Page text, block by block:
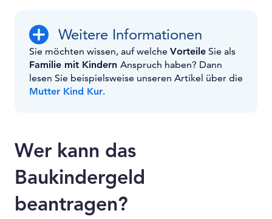
Weitere Informationen
Sie möchten wissen, auf welche Vorteile Sie als
Familie mit Kindern Anspruch haben? Dann
lesen Sie beispielsweise unseren Artikel über die
Mutter Kind Kur.
Wer kann das
Baukindergeld
beantragen?